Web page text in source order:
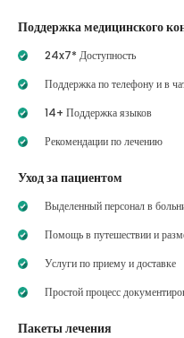
Поддержка медицинского
24x7* Доступность
Поддержка по телефону и в
14+ Поддержка языков
Рекомендации по лечению
Уход за пациентом
Выделенный персонал в
Помощь в путешествии и
Услуги по приему и доставке
Простой процесс
Пакеты лечения